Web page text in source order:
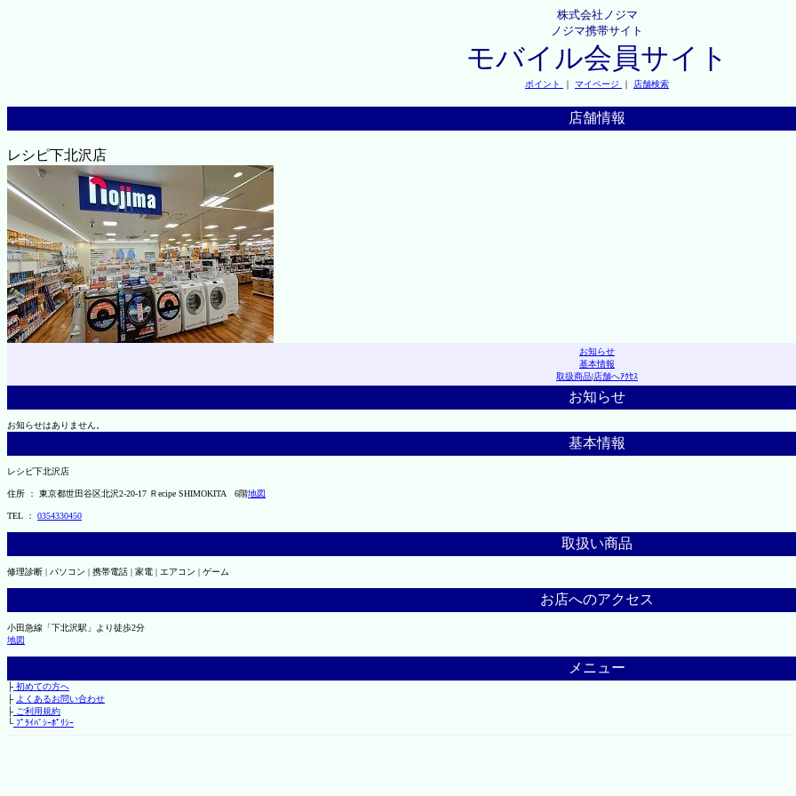
株式会社ノジマ
ノジマ携帯サイト
モバイル会員サイト
ポイント ｜ マイページ ｜ 店舗検索
店舗情報
レシピ下北沢店
お知らせ
基本情報
取扱商品|店舗へｱｸｾｽ
お知らせ
お知らせはありません。
基本情報
レシピ下北沢店
住所 ： 東京都世田谷区北沢2-20-17 Ｒecipe SHIMOKITA 6階地図
TEL ： 0354330450
取扱い商品
修理診断 | パソコン | 携帯電話 | 家電 | エアコン | ゲーム
お店へのアクセス
小田急線「下北沢駅」より徒歩2分
地図
メニュー
├初めての方へ
├ よくあるお問い合わせ
├ご利用規約
└ﾌﾟﾗｲﾊﾞｼｰﾎﾟﾘｼｰ